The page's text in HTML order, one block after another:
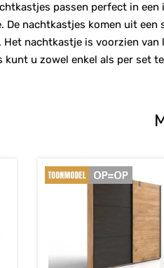
passen perfect in
De nachtkastjes komen uit
Het nachtkastje is voorzien
kunt u zowel enkel als per set